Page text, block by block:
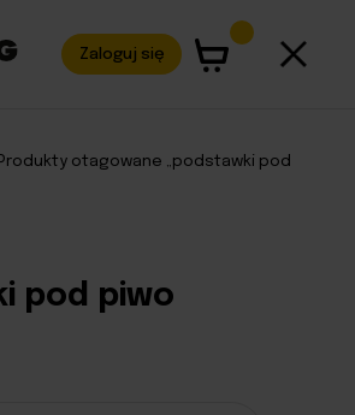
Zaloguj się
Produkty otagowane „podstawki pod
pod piwo